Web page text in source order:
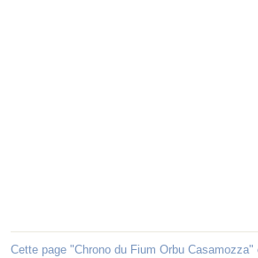
Cette page "Chrono du Fium Orbu